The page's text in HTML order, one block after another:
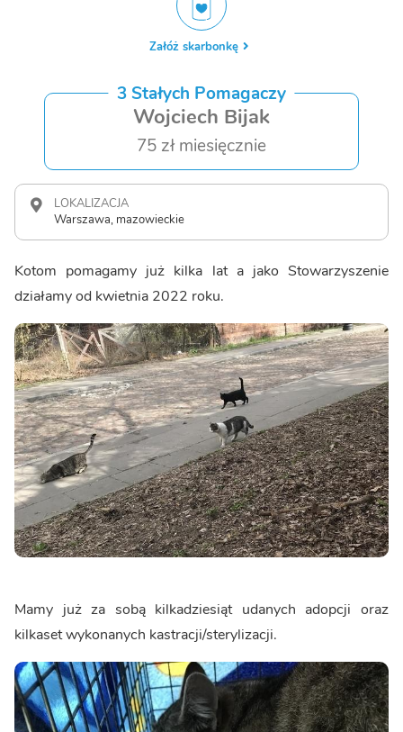
Załóż skarbonkę
3 Stałych Pomagaczy
Wojciech Bijak
75 zł miesięcznie
LOKALIZACJA
Warszawa, mazowieckie
Kotom pomagamy już kilka lat a jako Stowarzyszenie
działamy od kwietnia 2022 roku.
Mamy już za sobą kilkadziesiąt udanych adopcji oraz
kilkaset wykonanych kastracji/sterylizacji.